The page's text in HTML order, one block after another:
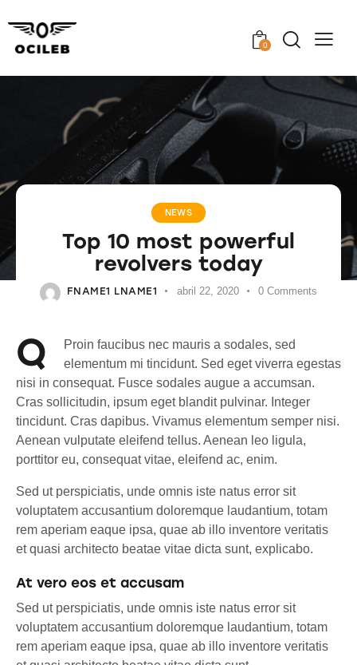
0
NEWS
Top 10 most powerful
revolvers today
FNAME1 LNAME1 abril 22, 2020 0 Comments
Q
Proin faucibus nec mauris a sodales, sed
elementum mi tincidunt. Sed eget viverra egestas
nisi in consequat. Fusce sodales augue a accumsan.
Cras sollicitudin, ipsum eget blandit pulvinar. Integer
tincidunt. Cras dapibus. Vivamus elementum semper nisi.
Aenean vulputate eleifend tellus. Aenean leo ligula,
porttitor eu, consequat vitae, eleifend ac, enim.
Sed ut perspiciatis, unde omnis iste natus error sit
voluptatem accusantium doloremque laudantium, totam
rem aperiam eaque ipsa, quae ab illo inventore veritatis
et quasi architecto beatae vitae dicta sunt, explicabo.
At vero eos et accusam
Sed ut perspiciatis, unde omnis iste natus error sit
voluptatem accusantium doloremque laudantium, totam
rem aperiam eaque ipsa, quae ab illo inventore veritatis